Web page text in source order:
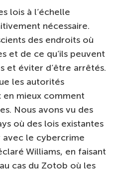
lois à l’échelle
nécessaire.
des endroits où
et de ce qu’ils peuvent
et éviter d’être arrêtés.
les autorités
mieux comment
Nous avons vu des
où des lois existantes
avec le cybercrime
Williams, en faisant
cas du Zotob où les